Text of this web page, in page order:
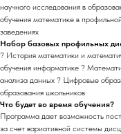
научного исследования в
обучения математике в
заведениях
Набор базовых профильных
? История математики и
обучения информатике ?
анализа данных ? Цифровые
образования школьников
Что будет во время обучения?
Программа дает возможность
за счет вариативной системы